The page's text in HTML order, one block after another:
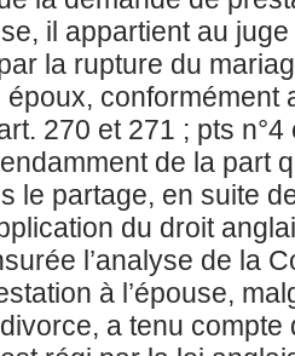
il appartient au juge
la rupture du
conformément
270 et 271 ; pts
de la part
le partage, en suite
du droit
l’analyse de la
à l’épouse,
a tenu compte